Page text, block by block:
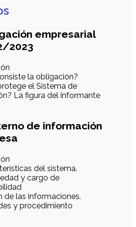
empresarial
2023
la obligación?
el Sistema de
La figura del informante
de información
del sistema.
y cargo de
de las informaciones.
y procedimiento